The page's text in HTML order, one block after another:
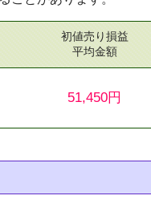
初値売り損益
平均金額
51,450円